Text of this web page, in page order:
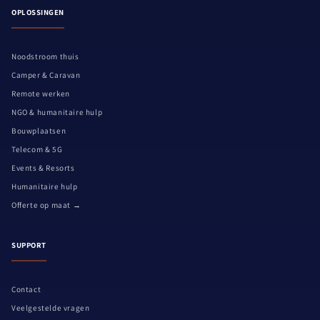
OPLOSSINGEN
Noodstroom thuis
Camper & Caravan
Remote werken
NGO & humanitaire hulp
Bouwplaatsen
Telecom & 5G
Events & Resorts
Humanitaire hulp
Offerte op maat →
SUPPORT
Contact
Veelgestelde vragen